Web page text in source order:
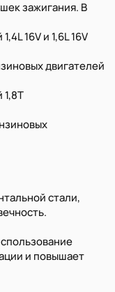
зажигания. В
16V и 1,6L 16V
двигателей
стали,
и повышает